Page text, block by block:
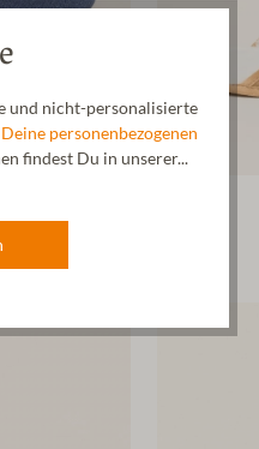
und nicht-personalisierte
personenbezogenen
findest Du in unserer...